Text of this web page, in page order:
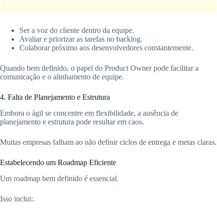
Ser a voz do cliente dentro da equipe.
Avaliar e priorizar as tarefas no backlog.
Colaborar próximo aos desenvolvedores constantemente.
Quando bem definido, o papel do Product Owner pode facilitar a
comunicação e o alinhamento de equipe.
4. Falta de Planejamento e Estrutura
Embora o ágil se concentre em flexibilidade, a ausência de
planejamento e estrutura pode resultar em caos.
Muitas empresas falham ao não definir ciclos de entrega e metas claras.
Estabelecendo um Roadmap Eficiente
Um roadmap bem definido é essencial.
Isso inclui:.